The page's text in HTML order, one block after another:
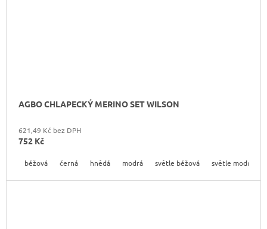
AGBO CHLAPECKÝ MERINO SET WILSON
621,49 Kč bez DPH
752 Kč
béžová černá hnědá modrá světle béžová světle modrá